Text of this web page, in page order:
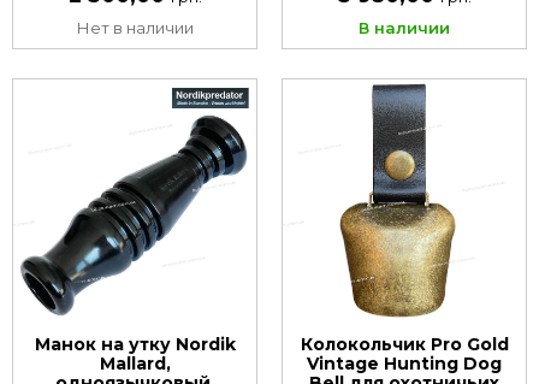
Нет в наличии
В наличии
Манок на утку Nordik
Mallard,
Колокольчик Pro Gold
Vintage Hunting Dog